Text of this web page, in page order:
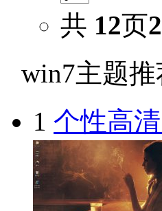
共 12页
win7主题推
1 个性高